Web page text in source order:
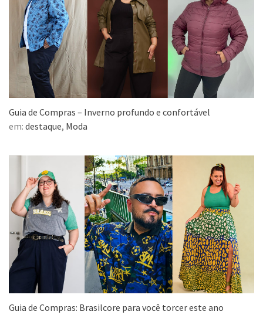
Guia de Compras – Inverno profundo e confortável
em: destaque, Moda
Guia de Compras: Brasilcore para você torcer este ano